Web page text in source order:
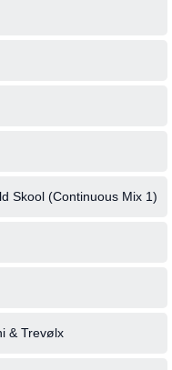
Skool (Continuous Mix 1)
& Trevølx